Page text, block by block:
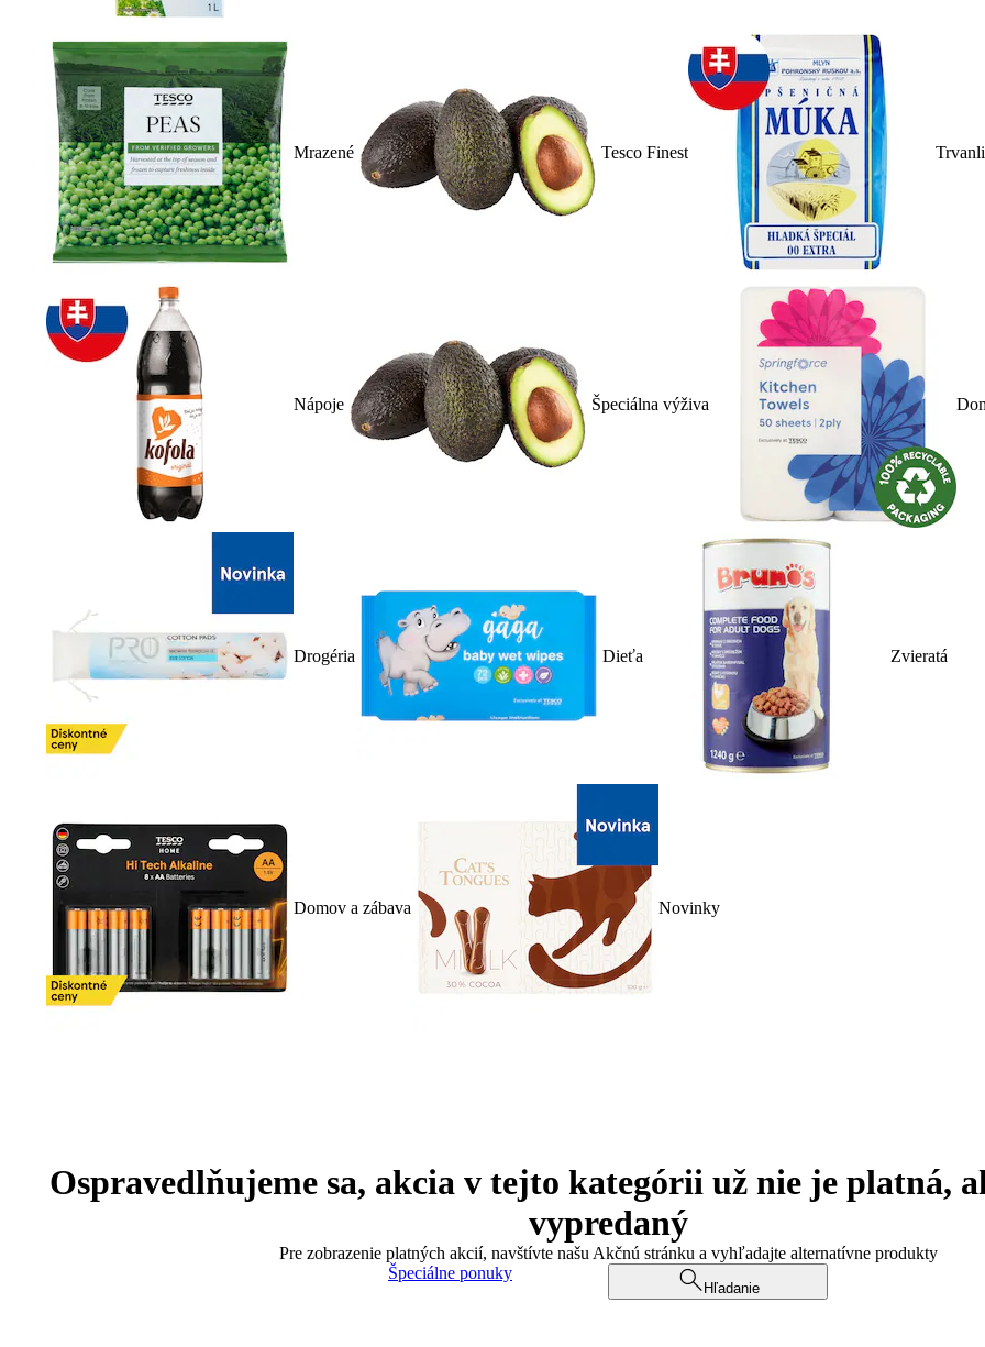
Mrazené Tesco Finest
Nápoje Špeciálna výživa
Drogéria Dieťa Zvieratá
Domov a zábava Novinky
Ospravedlňujeme sa, akcia v tejto kategórii už nie je platná,
vypredaný
Pre zobrazenie platných akcií, navštívte našu Akčnú stránku a vyhľadajte alternatívne produkty
Špeciálne ponuky
Hľadanie